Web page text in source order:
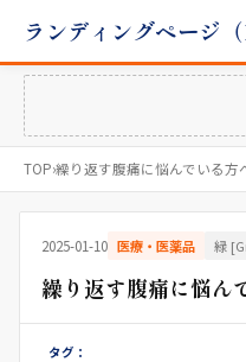
ランディングページ
TOP›繰り返す腹痛に悩んでいる方
2025-01-10 医療・医薬品 緑
繰り返す腹痛に悩
タグ：